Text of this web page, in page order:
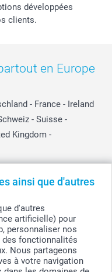
ainsi que d'autres
d'autres
artificielle) pour
personnaliser nos
fonctionnalités
Nous partageons
à votre navigation
développées
clients.
en Europe
- France - Ireland
- Suisse -
Kingdom -
Wetteren, Belgique
et hors frais de port.